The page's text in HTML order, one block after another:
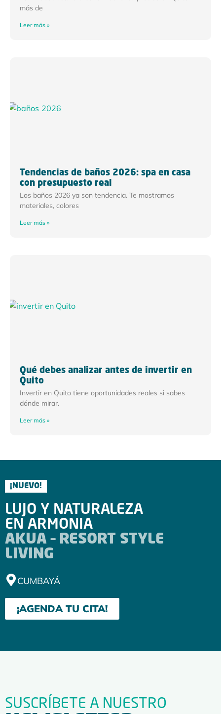
más de
Leer más »
Tendencias de baños 2026: spa en casa
con presupuesto real
Los baños 2026 ya son tendencia. Te mostramos
materiales, colores
Leer más »
Qué debes analizar antes de invertir en
Quito
Invertir en Quito tiene oportunidades reales si sabes
dónde mirar.
Leer más »
¡NUEVO!
LUJO Y NATURALEZA
EN ARMONIA
AKUA – RESORT STYLE
LIVING
CUMBAYÁ
¡AGENDA TU CITA!
SUSCRÍBETE A NUESTRO